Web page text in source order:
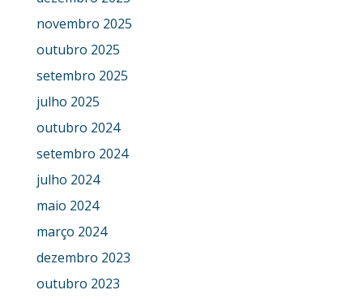
novembro 2025
outubro 2025
setembro 2025
julho 2025
outubro 2024
setembro 2024
julho 2024
maio 2024
março 2024
dezembro 2023
outubro 2023